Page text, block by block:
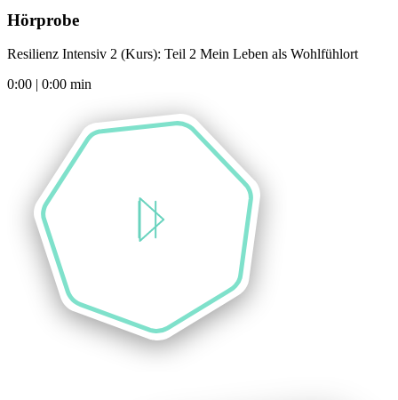
Hörprobe
Resilienz Intensiv 2 (Kurs): Teil 2 Mein Leben als Wohlfühlort
0:00 | 0:00 min